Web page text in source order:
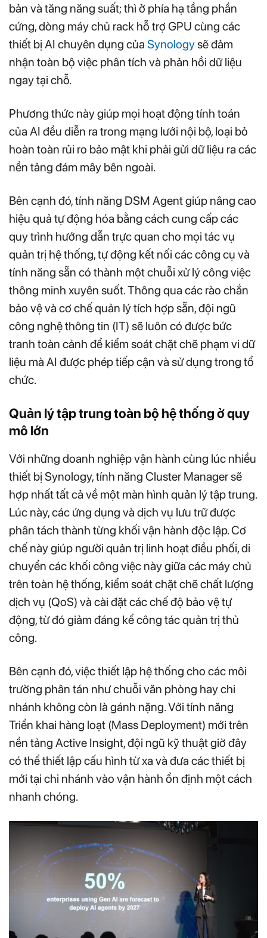
bản và tăng năng suất; thì ở phía hạ tầng phần
cứng, dòng máy chủ rack hỗ trợ GPU cùng các
thiết bị AI chuyên dụng của Synologysẽ đảm
nhận toàn bộ việc phân tích và phản hồi dữ liệu
ngay tại chỗ.
Phương thức này giúp mọi hoạt động tính toán
của AI đều diễn ra trong mạng lưới nội bộ, loại bỏ
hoàn toàn rủi ro bảo mật khi phải gửi dữ liệu ra các
nền tảng đám mây bên ngoài.
Bên cạnh đó, tính năng DSM Agent giúp nâng cao
hiệu quả tự động hóa bằng cách cung cấp các
quy trình hướng dẫn trực quan cho mọi tác vụ
quản trị hệ thống, tự động kết nối các công cụ và
tính năng sẵn có thành một chuỗi xử lý công việc
thông minh xuyên suốt. Thông qua các rào chắn
bảo vệ và cơ chế quản lý tích hợp sẵn, đội ngũ
công nghệ thông tin (IT) sẽ luôn có được bức
tranh toàn cảnh để kiểm soát chặt chẽ phạm vi dữ
liệu mà AI được phép tiếp cận và sử dụng trong tổ
chức.
Quản lý tập trung toàn bộ hệ thống ở quy
mô lớn
Với những doanh nghiệp vận hành cùng lúc nhiều
thiết bị Synology, tính năng Cluster Manager sẽ
hợp nhất tất cả về một màn hình quản lý tập trung.
Lúc này, các ứng dụng và dịch vụ lưu trữ được
phân tách thành từng khối vận hành độc lập. Cơ
chế này giúp người quản trị linh hoạt điều phối, di
chuyển các khối công việc này giữa các máy chủ
trên toàn hệ thống, kiểm soát chặt chẽ chất lượng
dịch vụ (QoS) và cài đặt các chế độ bảo vệ tự
động, từ đó giảm đáng kể công tác quản trị thủ
công.
Bên cạnh đó, việc thiết lập hệ thống cho các môi
trường phân tán như chuỗi văn phòng hay chi
nhánh không còn là gánh nặng. Với tính năng
Triển khai hàng loạt (Mass Deployment) mới trên
nền tảng Active Insight, đội ngũ kỹ thuật giờ đây
có thể thiết lập cấu hình từ xa và đưa các thiết bị
mới tại chi nhánh vào vận hành ổn định một cách
nhanh chóng.